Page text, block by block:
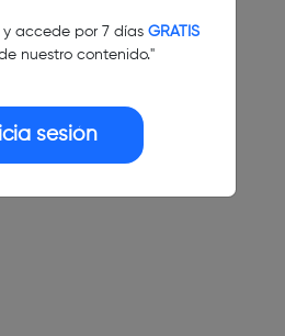
accede por 7 días GRATIS
nuestro contenido."
sesión